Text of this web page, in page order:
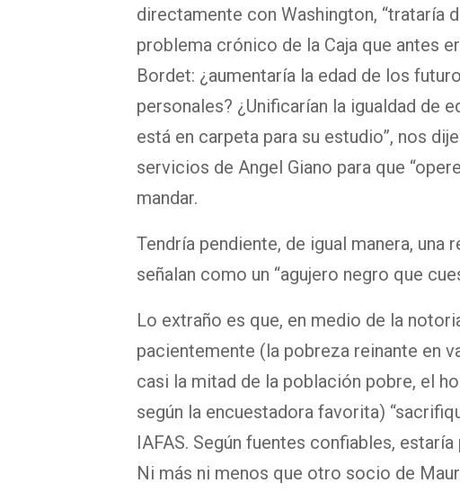
directamente con Washington, “trataría
problema crónico de la Caja que antes
Bordet: ¿aumentaría la edad de los
personales? ¿Unificarían la igualdad de
está en carpeta para su estudio”, nos
servicios de Angel Giano para que
mandar.
Tendría pendiente, de igual manera, una
señalan como un “agujero negro que
Lo extraño es que, en medio de la
pacientemente (la pobreza reinante en
casi la mitad de la población pobre, el
según la encuestadora favorita)
IAFAS. Según fuentes confiables,
Ni más ni menos que otro socio de